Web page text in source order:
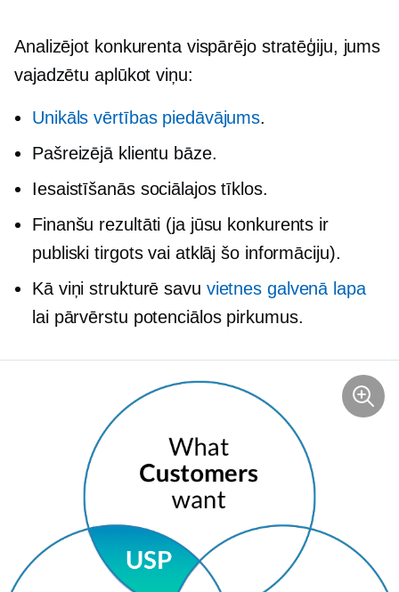
Analizējot konkurenta vispārējo stratēģiju, jums
vajadzētu aplūkot viņu:
Unikāls vērtības piedāvājums.
Pašreizējā klientu bāze.
Iesaistīšanās sociālajos tīklos.
Finanšu rezultāti (ja jūsu konkurents ir
publiski tirgots vai atklāj šo informāciju).
Kā viņi strukturē savu vietnes galvenā lapa
lai pārvērstu potenciālos pirkumus.